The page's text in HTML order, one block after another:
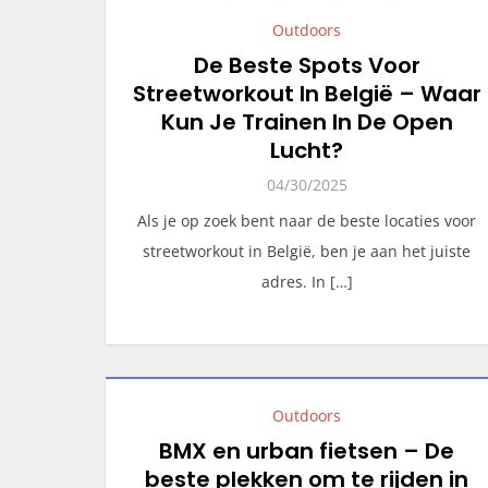
Outdoors
De Beste Spots Voor
Streetworkout In België – Waar
Kun Je Trainen In De Open
Lucht?
04/30/2025
Als je op zoek bent naar de beste locaties voor
streetworkout in België, ben je aan het juiste
adres. In […]
Outdoors
BMX en urban fietsen – De
beste plekken om te rijden in